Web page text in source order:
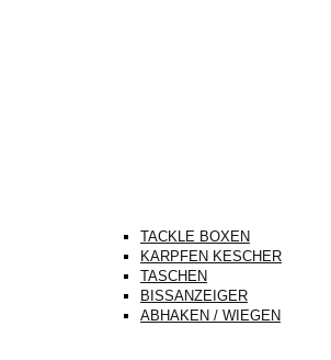
TACKLE BOXEN
KARPFEN KESCHER
TASCHEN
BISSANZEIGER
ABHAKEN / WIEGEN